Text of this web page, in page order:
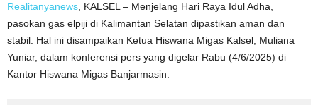
Realitanyanews , KALSEL – Menjelang Hari Raya Idul Adha,
pasokan gas elpiji di Kalimantan Selatan dipastikan aman dan
stabil. Hal ini disampaikan Ketua Hiswana Migas Kalsel, Muliana
Yuniar, dalam konferensi pers yang digelar Rabu (4/6/2025) di
Kantor Hiswana Migas Banjarmasin.